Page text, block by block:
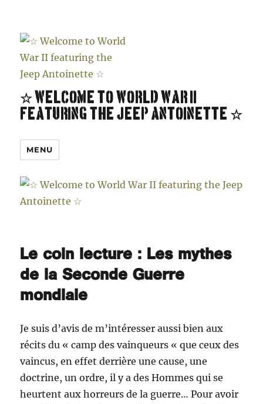
☆ Welcome to World War II
featuring the Jeep Antoinette ☆
MENU
Le coin lecture : Les mythes
de la Seconde Guerre
mondiale
Je suis d’avis de m’intéresser aussi bien aux
récits du « camp des vainqueurs « que ceux des
vaincus, en effet derrière une cause, une
doctrine, un ordre, il y a des Hommes qui se
heurtent aux horreurs de la guerre… Pour avoir